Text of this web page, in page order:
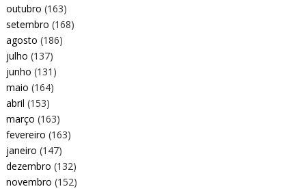
outubro (163)
setembro (168)
agosto (186)
julho (137)
junho (131)
maio (164)
abril (153)
março (163)
fevereiro (163)
janeiro (147)
dezembro (132)
novembro (152)